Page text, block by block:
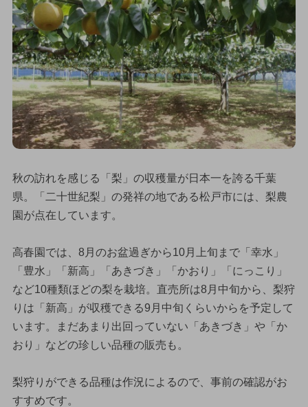
秋の訪れを感じる「梨」の収穫量が日本一を誇る千葉
県。「二十世紀梨」の発祥の地である松戸市には、梨農
園が点在しています。
高春園では、8月のお盆過ぎから10月上旬まで「幸水」
「豊水」「新高」「あきづき」「かおり」「にっこり」
など10種類ほどの梨を栽培。直売所は8月中旬から、梨狩
りは「新高」が収穫できる9月中旬くらいからを予定して
います。まだあまり出回っていない「あきづき」や「か
おり」などの珍しい品種の販売も。
梨狩りができる品種は作況によるので、事前の確認がお
すすめです。